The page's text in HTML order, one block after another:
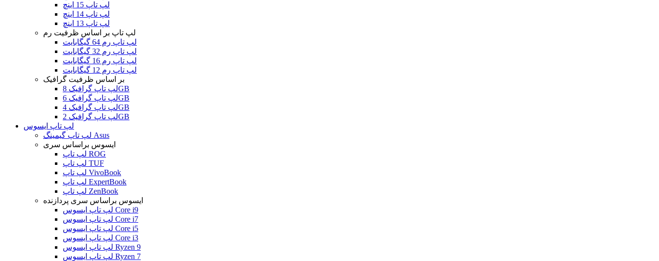
لپ تاپ 15 اینچ
لپ تاپ 14 اینچ
لپ تاپ 13 اینچ
لپ تاپ بر اساس ظرفیت رم
لپ تاپ رم 64 گیگابایت
لپ تاپ رم 32 گیگابایت
لپ تاپ رم 16 گیگابایت
لپ تاپ رم 12 گیگابایت
بر اساس ظرفیت گرافیک
لپ تاپ گرافیک 8GB
لپ تاپ گرافیک 6GB
لپ تاپ گرافیک 4GB
لپ تاپ گرافیک 2GB
لپ تاپ ایسوس
لپ تاپ گیمینگ Asus
ایسوس براساس سری
لپ تاپ ROG
لپ تاپ TUF
لپ تاپ VivoBook
لپ تاپ ExpertBook
لپ تاپ ZenBook
ایسوس براساس سری پردازنده
لپ تاپ ایسوس Core i9
لپ تاپ ایسوس Core i7
لپ تاپ ایسوس Core i5
لپ تاپ ایسوس Core i3
لپ تاپ ایسوس Ryzen 9
لپ تاپ ایسوس Ryzen 7